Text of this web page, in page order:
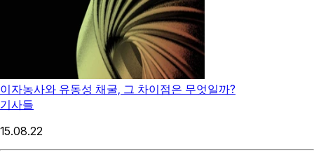
이자농사와 유동성 채굴, 그 차이점은 무엇일까?
기사들
15.08.22